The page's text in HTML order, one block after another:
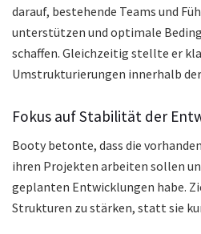
darauf, bestehende Teams und
unterstützen und optimale
schaffen. Gleichzeitig stellte er
Umstrukturierungen innerhalb
Fokus auf Stabilität der
Booty betonte, dass die
ihren Projekten arbeiten sollen
geplanten Entwicklungen habe.
Strukturen zu stärken, statt sie